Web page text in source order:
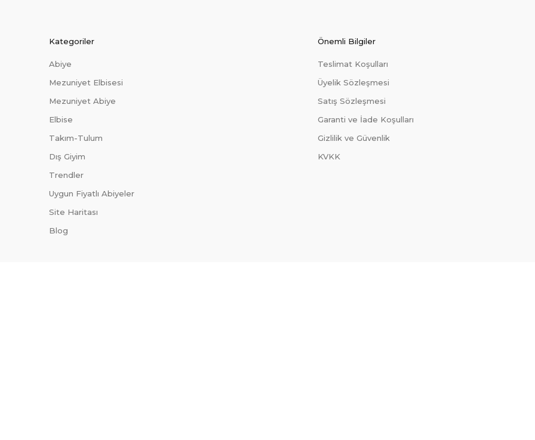
Kategoriler
Abiye
Mezuniyet Elbisesi
Mezuniyet Abiye
Elbise
Takım-Tulum
Dış Giyim
Trendler
Uygun Fiyatlı Abiyeler
Site Haritası
Blog
Önemli Bilgiler
Teslimat Koşulları
Üyelik Sözleşmesi
Satış Sözleşmesi
Garanti ve İade Koşulları
Gizlilik ve Güvenlik
KVKK